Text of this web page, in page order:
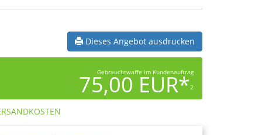
Dieses Angebot ausdrucken
Gebrauchtwaffe im Kundenauftrag
75,00 EUR*2